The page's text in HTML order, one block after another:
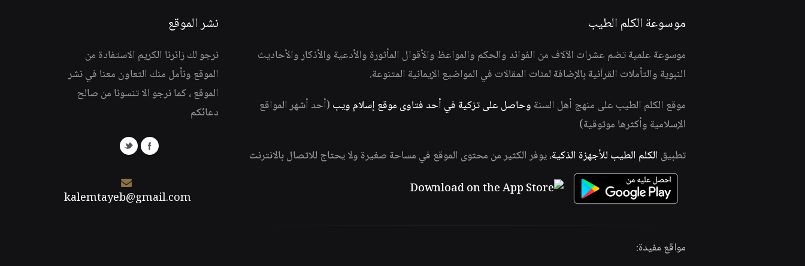
موسوعة الكلم الطيب
موسوعة علمية تضم عشرات الآلاف من الفوائد والحكم والمواعظ والأقوال المأثورة والأدعية والأذكار والأحاديث
النبوية والتأملات القرآنية بالإضافة لمئات المقالات في المواضيع الإيمانية المتنوعة.
موقع الكلم الطيب على منهج أهل السنة وحاصل على تزكية في أحد فتاوى موقع إسلام ويب (أحد أشهر المواقع
الإسلامية وأكثرها موثوقية)
تطبيق الكلم الطيب للأجهزة الذكية، يوفر الكثير من محتوى الموقع في مساحة صغيرة ولا يحتاج للاتصال بالانترنت
مواقع مفيدة:
نشر الموقع
نرجو لك زائرنا الكريم الاستفادة من
الموقع ونأمل منك التعاون معنا في نشر
الموقع ، كما نرجو الا تنسونا من صالح
دعائكم
kalemtayeb@gmail.com